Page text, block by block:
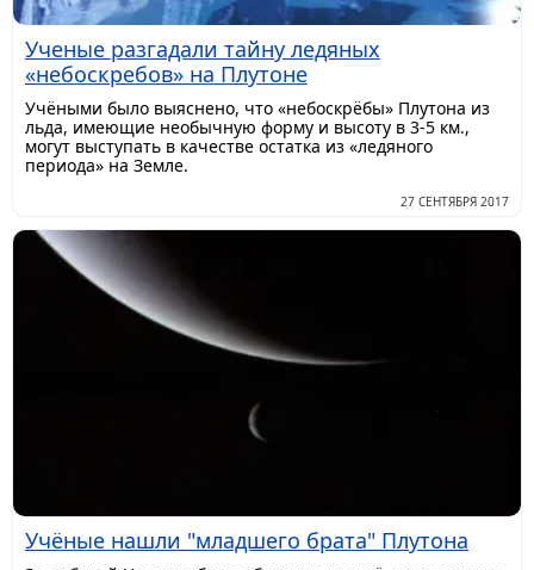
Ученые разгадали тайну ледяных
«небоскребов» на Плутоне
​Учёными было выяснено, что «небоскрёбы» Плутона из
льда, имеющие необычную форму и высоту в 3-5 км.,
могут выступать в качестве остатка из «ледяного
периода» на Земле.
27 СЕНТЯБРЯ 2017
Учёные нашли "младшего брата" Плутона